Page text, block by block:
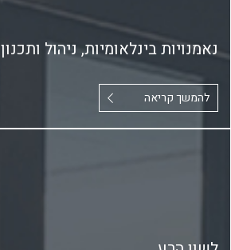
נאמנויות בינלאומיות, ניהול ותכנון
להמשך קריאה